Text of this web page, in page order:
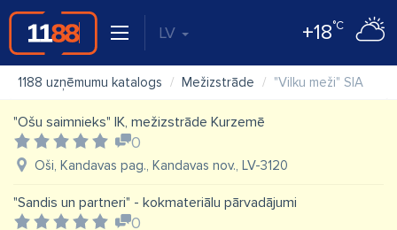
LV +18°C
1188 uzņēmumu katalogs Mežizstrāde "Vilku meži" SIA
"Ošu saimnieks" IK, mežizstrāde Kurzemē
0
Oši, Kandavas pag., Kandavas nov., LV-3120
"Sandis un partneri" - kokmateriālu pārvadājumi
0